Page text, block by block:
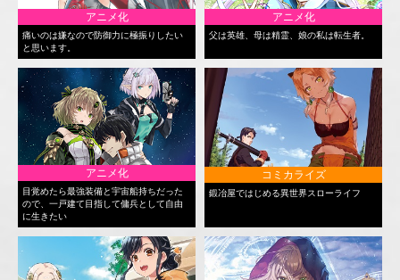
アニメ化
痛いのは嫌なので防御力に極振りしたい
と思います。
アニメ化
父は英雄、母は精霊、娘の私は転生者。
アニメ化
目覚めたら最強装備と宇宙船持ちだった
ので、一戸建て目指して傭兵として自由
に生きたい
コミカライズ
鍛冶屋ではじめる異世界スローライフ